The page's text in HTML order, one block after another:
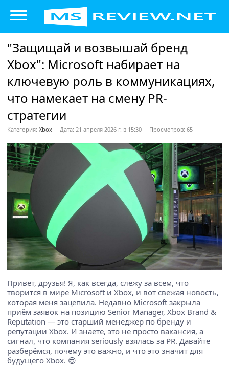
"Защищай и возвышай бренд
Xbox": Microsoft набирает на
ключевую роль в коммуникациях,
что намекает на смену PR-
стратегии
Категория: Xbox Дата: 21 апреля 2026 г. в 15:30 Просмотров: 65
Привет, друзья! Я, как всегда, слежу за всем, что
творится в мире Microsoft и Xbox, и вот свежая новость,
которая меня зацепила. Недавно Microsoft закрыла
приём заявок на позицию Senior Manager, Xbox Brand &
Reputation — это старший менеджер по бренду и
репутации Xbox. И знаете, это не просто вакансия, а
сигнал, что компания seriously взялась за PR. Давайте
разберёмся, почему это важно, и что это значит для
будущего Xbox. 😎